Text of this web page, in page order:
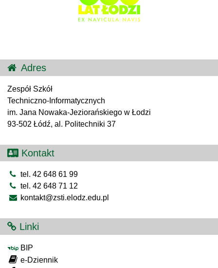
Adres
Zespół Szkół
Techniczno-Informatycznych
im. Jana Nowaka-Jeziorańskiego w Łodzi
93-502 Łódź, al. Politechniki 37
Kontakt
tel. 42 648 61 99
tel. 42 648 71 12
kontakt@zsti.elodz.edu.pl
Linki
BIP
e-Dziennik